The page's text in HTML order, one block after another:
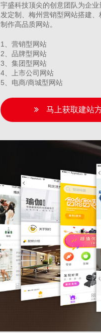
宇盛科技顶尖的创意团队为企
发定制、梅州营销型网站搭建
制作高品质网站。
1、营销型网站
2、品牌型网站
3、集团型网站
4、上市公司网站
5、电商/商城型网站
马上获取建站